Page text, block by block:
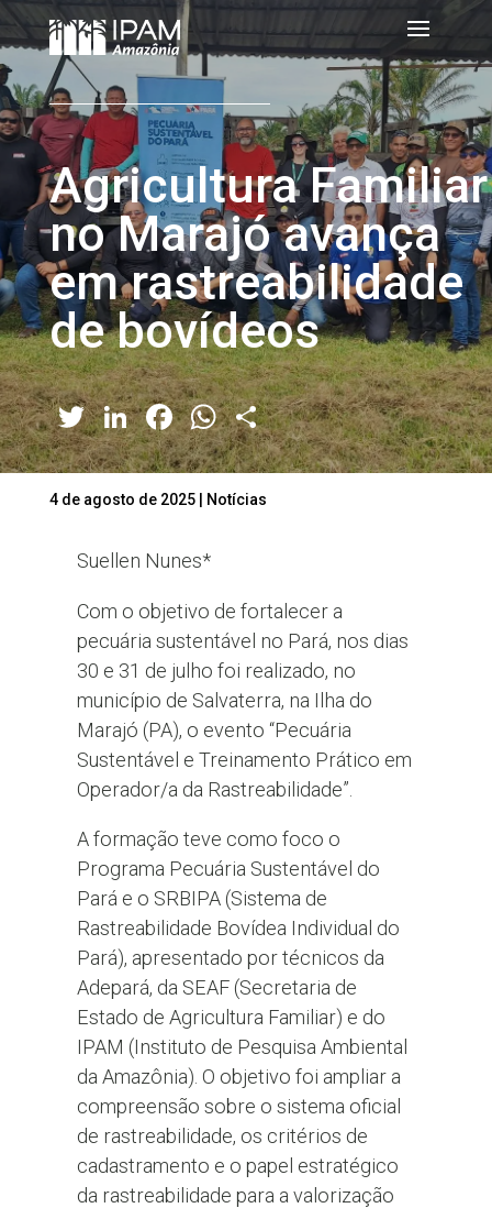
Agricultura Familiar
no Marajó avança
em rastreabilidade
de bovídeos
Twitter
LinkedIn
Facebook
WhatsApp
Share
4 de agosto de 2025| Notícias
Suellen Nunes*
Com o objetivo de fortalecer a
pecuária sustentável no Pará, nos dias
30 e 31 de julho foi realizado, no
município de Salvaterra, na Ilha do
Marajó (PA), o evento “Pecuária
Sustentável e Treinamento Prático em
Operador/a da Rastreabilidade”.
A formação teve como foco o
Programa Pecuária Sustentável do
Pará e o SRBIPA (Sistema de
Rastreabilidade Bovídea Individual do
Pará), apresentado por técnicos da
Adepará, da SEAF (Secretaria de
Estado de Agricultura Familiar) e do
IPAM (Instituto de Pesquisa Ambiental
da Amazônia). O objetivo foi ampliar a
compreensão sobre o sistema oficial
de rastreabilidade, os critérios de
cadastramento e o papel estratégico
da rastreabilidade para a valorização